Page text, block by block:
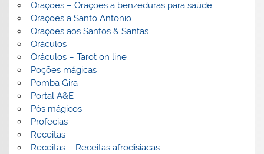
Orações – Orações a benzeduras para saúde
Orações a Santo Antonio
Orações aos Santos & Santas
Oráculos
Oráculos – Tarot on line
Poções mágicas
Pomba Gira
Portal A&E
Pós mágicos
Profecias
Receitas
Receitas – Receitas afrodisiacas